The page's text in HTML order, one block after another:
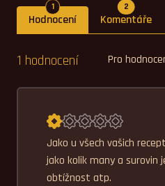
Hodnocení
1Počet hodnocení
Komentáře
2Počet
Pro
1 hodnocení
Průměrné hodnocení
Jako u všech vašich
jako kolik many a surovin
obtížnost atp.